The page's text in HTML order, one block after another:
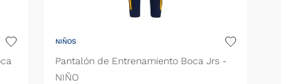
NIÑOS
Pantalón de Entrenamiento Boca Jrs -
NIÑO